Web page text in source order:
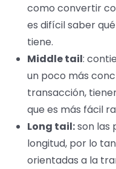
como convertir
es difícil saber
tiene.
Middle tail:
un poco más
transacción,
que es más fácil
Long tail:son las
longitud, por lo
orientadas a la